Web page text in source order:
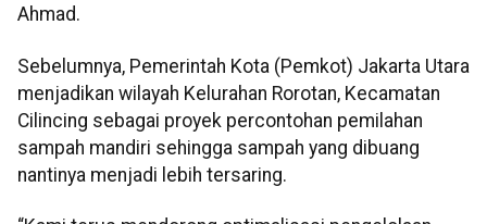
Ahmad.
Sebelumnya, Pemerintah Kota (Pemkot) Jakarta Utara
menjadikan wilayah Kelurahan Rorotan, Kecamatan
Cilincing sebagai proyek percontohan pemilahan
sampah mandiri sehingga sampah yang dibuang
nantinya menjadi lebih tersaring.